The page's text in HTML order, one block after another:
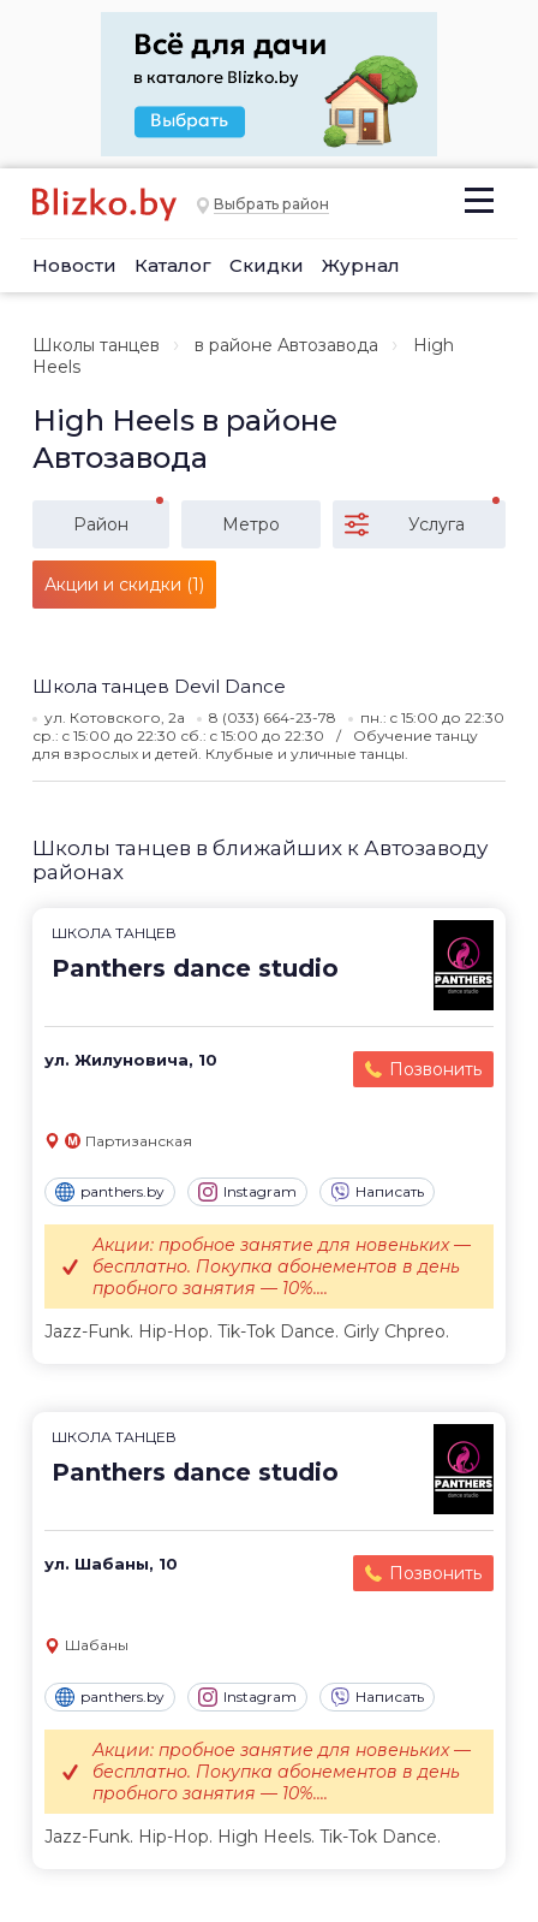
Выбрать район
Новости Каталог Скидки Журнал
Школы танцев в районе Автозавода
High
Heels
High Heels в районе
Автозавода
Район Метро Услуга
Акции и скидки (1)
Школа танцев Devil Dance
ул. Котовского, 2а 8 (033) 664-23-78
пн.: c 15:00 до 22:30
ср.: c 15:00 до 22:30 сб.: c 15:00 до 22:30
Обучение танцу
для взрослых и детей. Клубные и уличные танцы.
Школы танцев в ближайших к Автозаводу
районах
ШКОЛА ТАНЦЕВ
Panthers dance studio
ул. Жилуновича, 10 Позвонить
Партизанская
panthers.by Instagram Написать
Jazz-Funk. Hip-Hop. Tik-Tok Dance. Girly Chpreo.
Акции: пробное занятие для новеньких —
бесплатно. Покупка абонементов в день
пробного занятия — 10%....
ШКОЛА ТАНЦЕВ
Panthers dance studio
ул. Шабаны, 10 Позвонить
Шабаны
panthers.by Instagram Написать
Jazz-Funk. Hip-Hop. High Heels. Tik-Tok Dance.
Акции: пробное занятие для новеньких —
бесплатно. Покупка абонементов в день
пробного занятия — 10%....